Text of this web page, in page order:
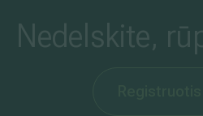
Nedelskite,